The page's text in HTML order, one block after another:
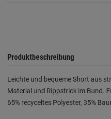
Produktbeschreibung
Leichte und bequeme Short aus
Material und Rippstrick im Bund.
65% recyceltes Polyester, 35%